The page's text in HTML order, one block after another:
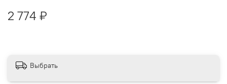
2 774 ₽
Выбрать